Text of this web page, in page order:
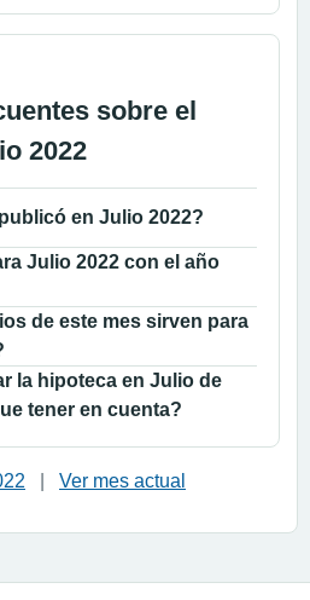
sobre el
2022
en Julio 2022?
Julio 2022 con el año
de este mes sirven para
la hipoteca en Julio de
tener en cuenta?
Ver mes actual